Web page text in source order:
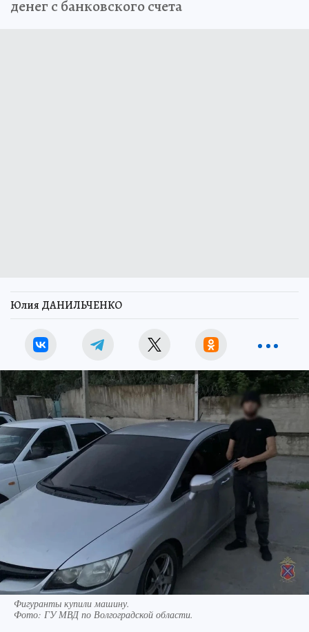
денег с банковского счета
Юлия ДАНИЛЬЧЕНКО
Фигуранты купили машину.
Фото: ГУ МВД по Волгоградской области.